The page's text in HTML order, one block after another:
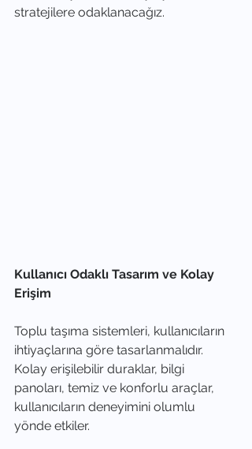
stratejilere odaklanacağız.
Kullanıcı Odaklı Tasarım ve Kolay
Erişim
Toplu taşıma sistemleri, kullanıcıların
ihtiyaçlarına göre tasarlanmalıdır.
Kolay erişilebilir duraklar, bilgi
panoları, temiz ve konforlu araçlar,
kullanıcıların deneyimini olumlu
yönde etkiler.